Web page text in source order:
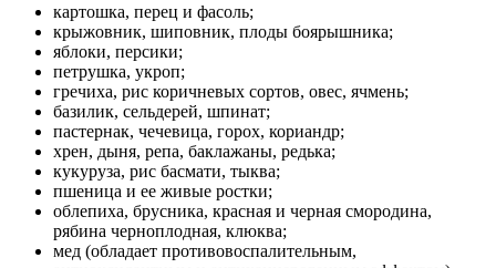
картошка, перец и фасоль;
крыжовник, шиповник, плоды боярышника;
яблоки, персики;
петрушка, укроп;
гречиха, рис коричневых сортов, овес, ячмень;
базилик, сельдерей, шпинат;
пастернак, чечевица, горох, кориандр;
хрен, дыня, репа, баклажаны, редька;
кукуруза, рис басмати, тыква;
пшеница и ее живые ростки;
облепиха, брусника, красная и черная смородина,
рябина черноплодная, клюква;
мед (обладает противовоспалительным,